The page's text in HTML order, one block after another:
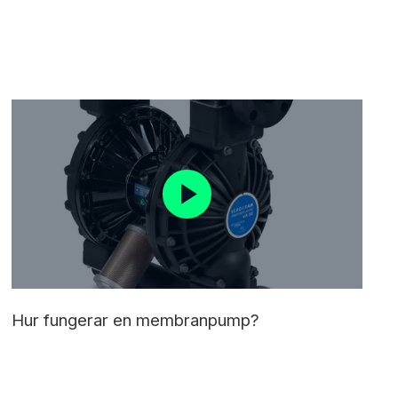
Hur fungerar en membranpump?